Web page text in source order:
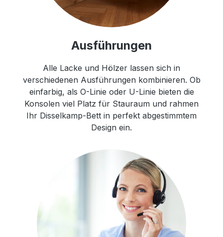
Ausführungen
Alle Lacke und Hölzer lassen sich in
verschiedenen Ausführungen kombinieren. Ob
einfarbig, als O-Linie oder U-Linie bieten die
Konsolen viel Platz für Stauraum und rahmen
Ihr Disselkamp-Bett in perfekt abgestimmtem
Design ein.